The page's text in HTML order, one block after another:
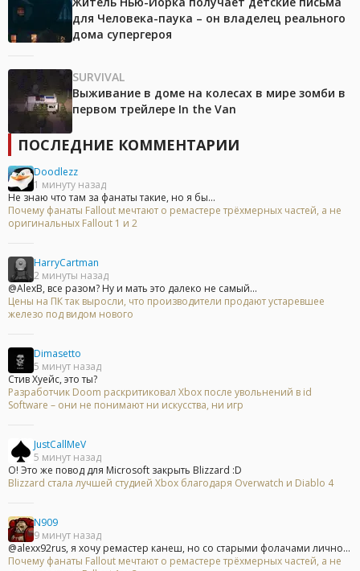
для Человека-паука – он владелец реального
дома супергероя
SURVIVAL
Выживание в доме на колесах в мире зомби в
первом трейлере In the Van
ПОСЛЕДНИЕ КОММЕНТАРИИ
Doodlezz
1 минуту назад
Не знаю что там за фанаты такие, но я бы...
Почему фанаты Fallout мечтают о ремастере трёхмерных частей, а не
оригинальных Fallout 1 и 2
HarryCartman
2 минуты назад
@AlexB, все разом? Ну и мать это далеко не самый...
Цены на ПК так выросли, что производители продают устаревшее
железо под видом нового
Dimasetto
5 минут назад
Стив Хуейс, это ты?
Разработчик Doom раскритиковал Xbox после увольнений в id
Software – они не понимают ни искусства, ни игр
JustCallMeV
5 минут назад
О! Это же повод для Microsoft закрыть Blizzard :D
Blizzard стала лучшей студией Xbox благодаря Overwatch и Diablo 4
N909
9 минут назад
@alexx92rus, я хочу ремастер канеш, но со старыми фолачами лично...
Почему фанаты Fallout мечтают о ремастере трёхмерных частей, а не